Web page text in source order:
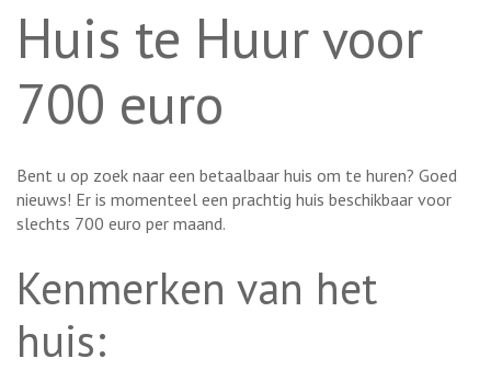
Huis te Huur voor
700 euro
Bent u op zoek naar een betaalbaar huis om te huren? Goed
nieuws! Er is momenteel een prachtig huis beschikbaar voor
slechts 700 euro per maand.
Kenmerken van het
huis: